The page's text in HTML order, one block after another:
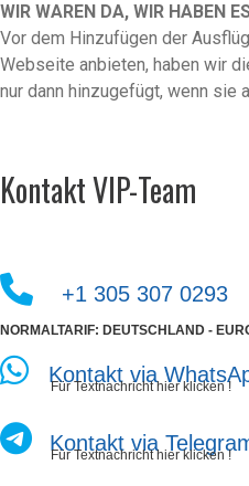
WIR WAREN DA, WIR HABEN
Vor dem Hinzufügen der
Webseite anbieten, haben wir
nur dann hinzugefügt, wenn sie
Kontakt VIP-Team
+1 305 307 0293
NORMALTARIF: DEUTSCHLAND -
Kontakt via
Für Textnachricht hier klicken !
Kontakt via
Für Textnachricht hier klicken !